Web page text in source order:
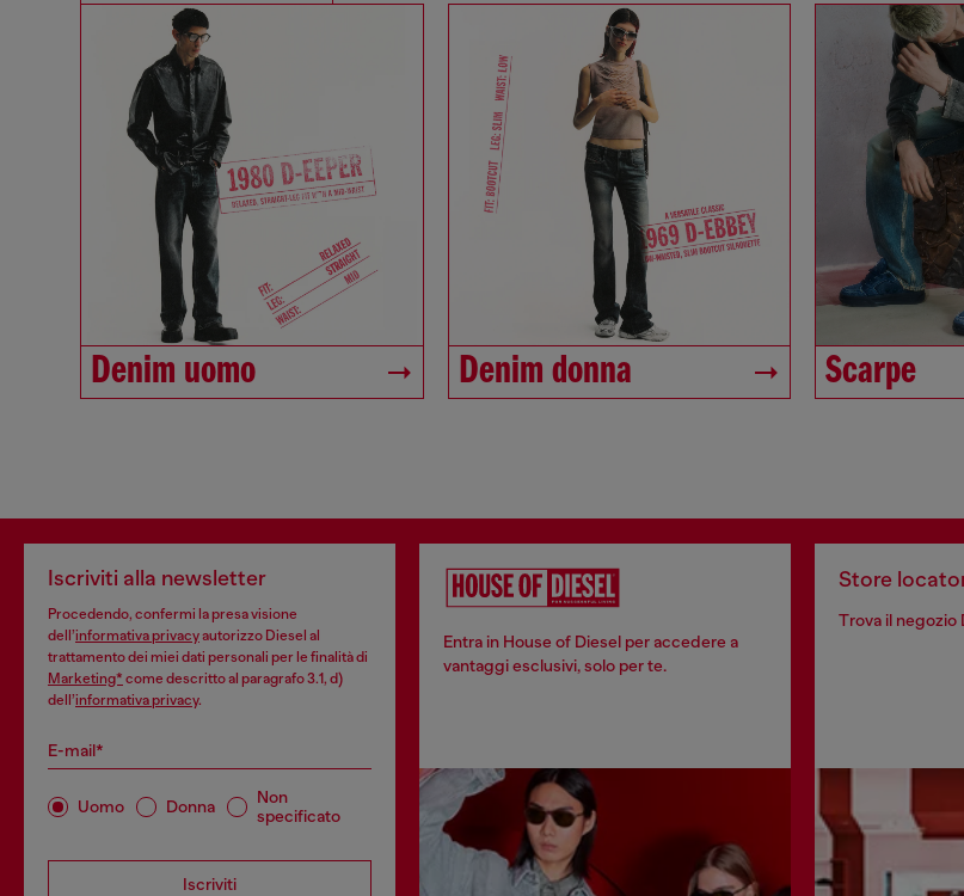
Denim uomo Denim donna Scarpe
Iscriviti alla newsletter
Procedendo, confermi la presa visione
dell’informativa privacyautorizzo Diesel al
trattamento dei miei dati personali per le finalità di
Marketing* come descritto al paragrafo 3.1, d)
dell’informativa privacy.
E-mail*
Uomo Donna
Non
specificato
Iscriviti
Entra in House of Diesel per accedere a
vantaggi esclusivi, solo per te.
Store
Trova il negozio